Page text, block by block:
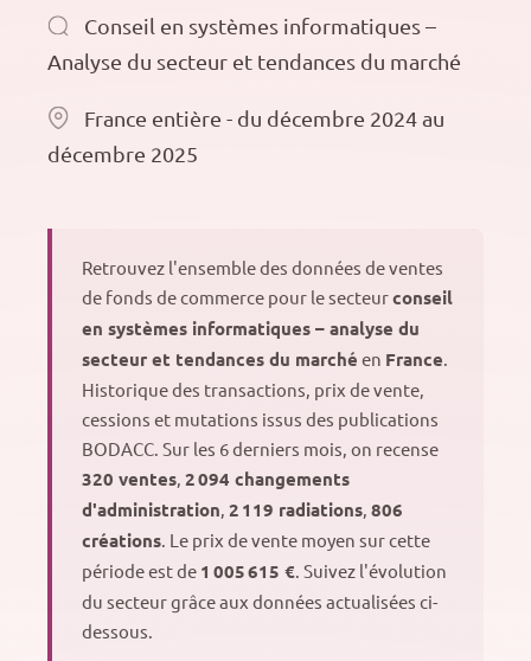
Conseil en systèmes informatiques –
Analyse du secteur et tendances du marché
France entière - du décembre 2024 au
décembre 2025
Retrouvez l'ensemble des données de ventes
de fonds de commerce pour le secteurconseil
en systèmes informatiques – analyse du
secteur et tendances du marché en France.
Historique des transactions, prix de vente,
cessions et mutations issus des publications
BODACC. Sur les 6 derniers mois, on recense
320 ventes, 2 094 changements
d'administration, 2 119 radiations, 806
créations. Le prix de vente moyen sur cette
période est de 1 005 615 €. Suivez l'évolution
du secteur grâce aux données actualisées ci-
dessous.